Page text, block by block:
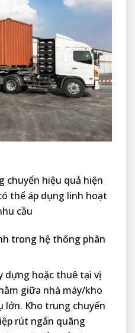
chuyển hiệu quả hiện
thể áp dụng linh hoạt
cầu
trong hệ thống phân
dựng hoặc thuê tại vị
giữa nhà máy/kho
lớn. Kho trung chuyển
rút ngắn quãng